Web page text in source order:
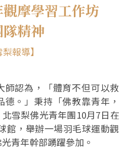
摩學習工作坊
精神
報導】
師認為，「體育不但可以救
。」秉持「佛教靠青年，
雪梨佛光青年團10月7日在
館，舉辦一場羽毛球運動觀
青年幹部踴躍參加。